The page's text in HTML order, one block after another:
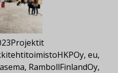
Projektit
, eu,
, RambollFinlandOy,